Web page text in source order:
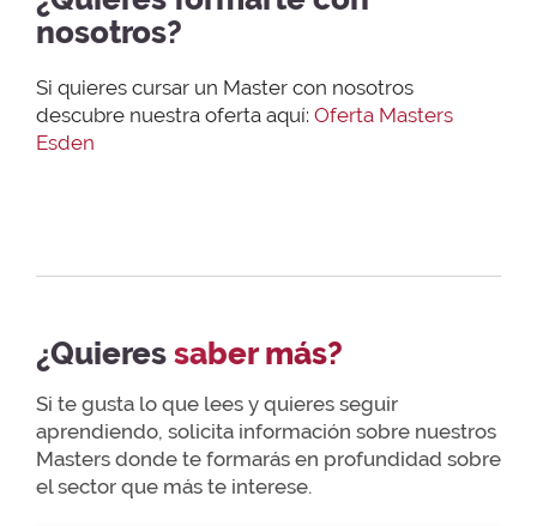
nosotros?
Si quieres cursar un Master con nosotros
descubre nuestra oferta aquí: Oferta Masters
Esden
¿Quieressaber más?
Si te gusta lo que lees y quieres seguir
aprendiendo, solicita información sobre nuestros
Masters donde te formarás en profundidad sobre
el sector que más te interese.